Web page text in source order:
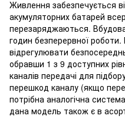
Живлення забезпечується
акумуляторних батарей
перезаряджаються.
годин безперервної
відрегулювати
обравши 1 з 9 доступних
каналів передачі для
перешкод каналу (якщо
потрібна аналогічна
дана модель також є в